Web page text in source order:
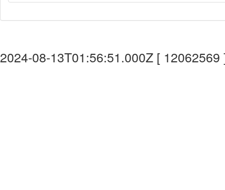
2024-08-13T01:56:51.000Z [ 12062569